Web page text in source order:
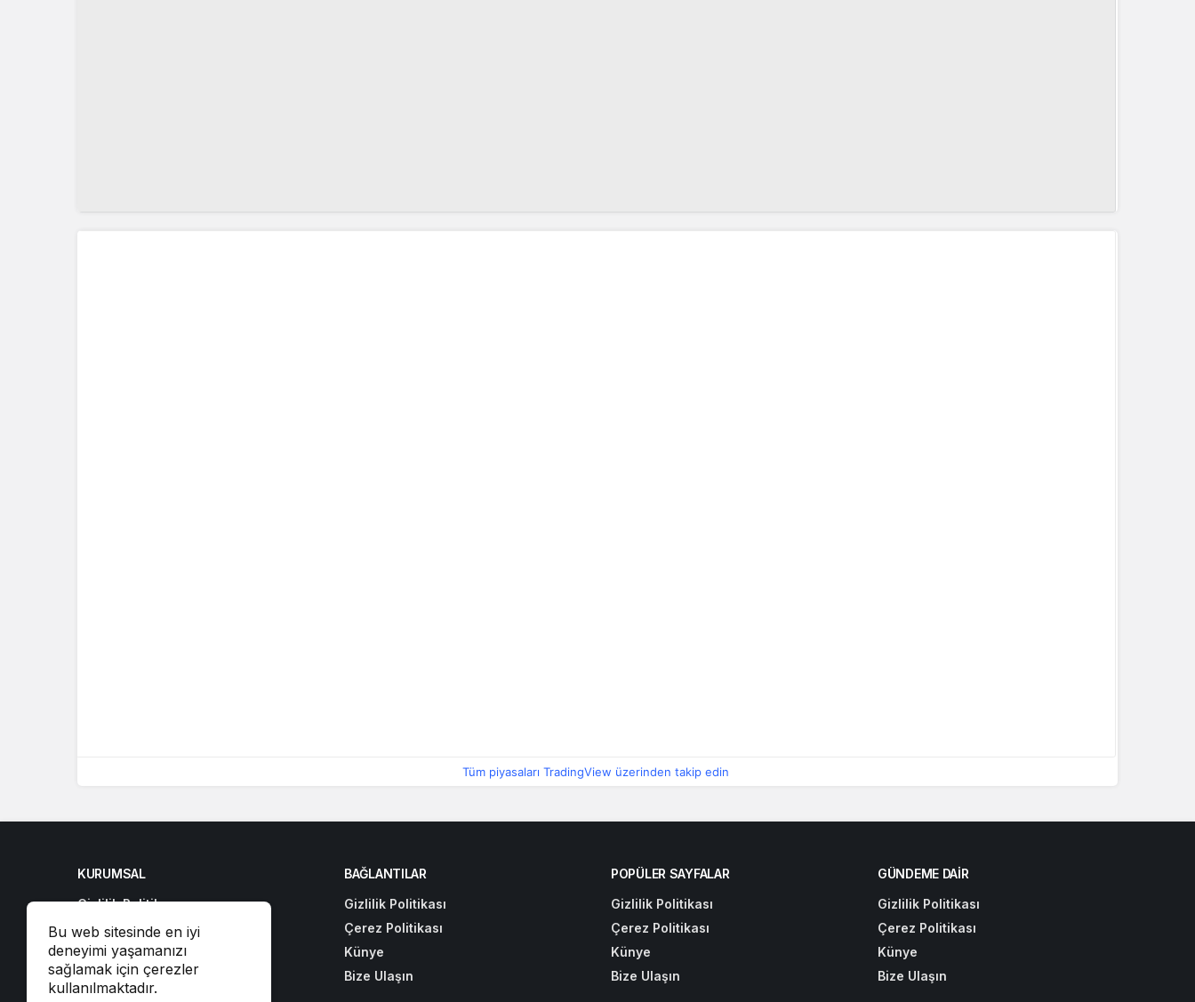
Tüm piyasaları TradingView üzerinden takip edin
Bu web sitesinde en iyi
deneyimi yaşamanızı
sağlamak için çerezler
kullanılmaktadır.
KURUMSAL
Gizlilik Politikası
Çerez Politikası
Künye
Bize Ulaşın
BAĞLANTILAR
Gizlilik Politikası
Çerez Politikası
Künye
Bize Ulaşın
POPÜLER SAYFALAR
Gizlilik Politikası
Çerez Politikası
Künye
Bize Ulaşın
GÜNDEME DAIR
Gizlilik Politikası
Çerez Politikası
Künye
Bize Ulaşın